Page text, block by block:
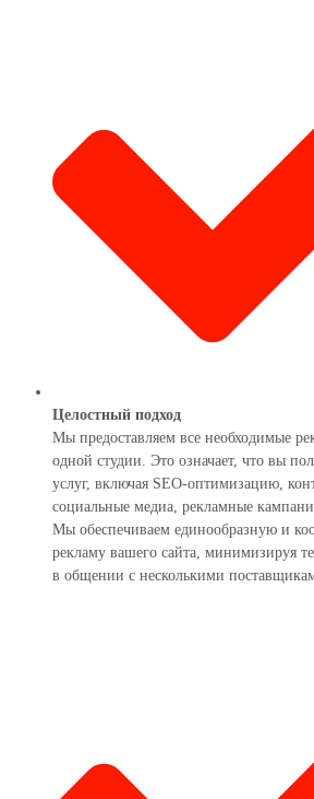
Целостный подход
Мы предоставляем все необходимые
одной студии. Это означает, что вы
услуг, включая SEO-оптимизацию,
социальные медиа, рекламные
Мы обеспечиваем единообразную и
рекламу вашего сайта, минимизируя
в общении с несколькими